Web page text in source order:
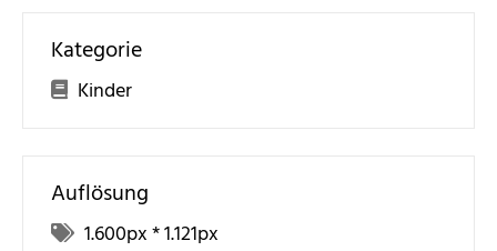
Kategorie
Kinder
Auflösung
1.600px *1.121px